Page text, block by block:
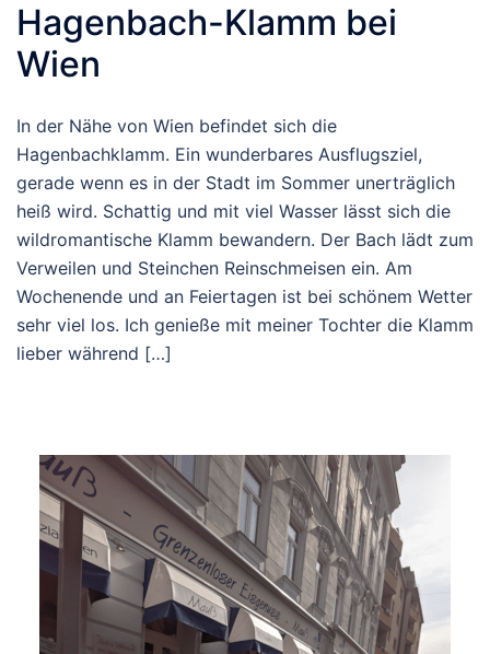
Hagenbach-Klamm bei
Wien
In der Nähe von Wien befindet sich die
Hagenbachklamm. Ein wunderbares Ausflugsziel,
gerade wenn es in der Stadt im Sommer unerträglich
heiß wird. Schattig und mit viel Wasser lässt sich die
wildromantische Klamm bewandern. Der Bach lädt zum
Verweilen und Steinchen Reinschmeisen ein. Am
Wochenende und an Feiertagen ist bei schönem Wetter
sehr viel los. Ich genieße mit meiner Tochter die Klamm
lieber während […]